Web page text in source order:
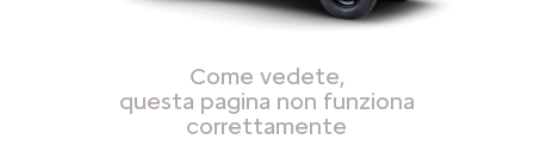
Come vedete,
questa pagina non funziona
correttamente